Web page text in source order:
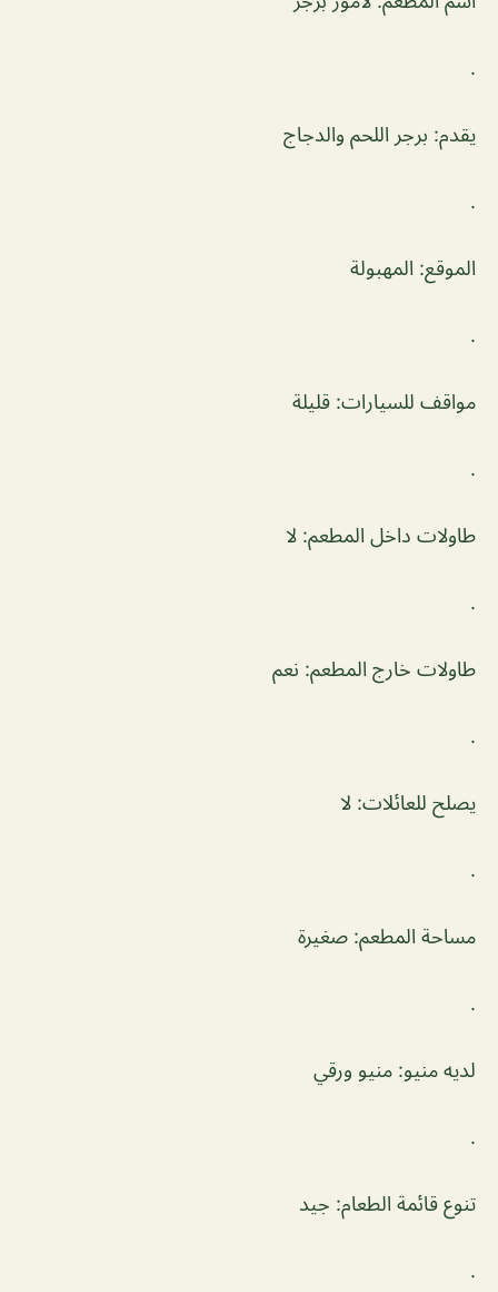
.
يقدم: برجر اللحم والدجاج
.
الموقع: المهبولة
.
مواقف للسيارات: قليلة
.
طاولات داخل المطعم: لا
.
طاولات خارج المطعم: نعم
.
يصلح للعائلات: لا
.
مساحة المطعم: صغيرة
.
لديه منيو: منيو ورقي
.
تنوع قائمة الطعام: جيد
.